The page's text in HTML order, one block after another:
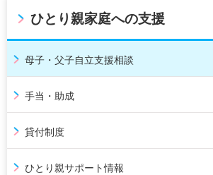
ひとり親家庭への支援
母子・父子自立支援相談
手当・助成
貸付制度
ひとり親サポート情報